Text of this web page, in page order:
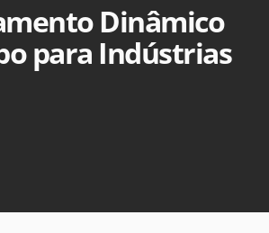
Dinâmico
para Indústrias